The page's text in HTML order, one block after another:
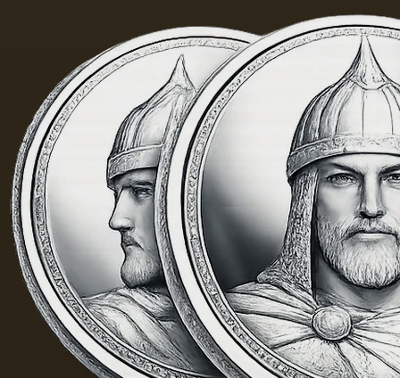
холсте
написан
и…